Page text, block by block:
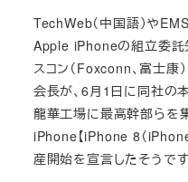
TechWeb（中国語）や
Apple iPhoneの組立委託
スコン（Foxconn、富士康）
会長が、6月1日に同社の
龍華工場に最高幹部らを
iPhone【iPhone 8（
産開始を宣言したそうです